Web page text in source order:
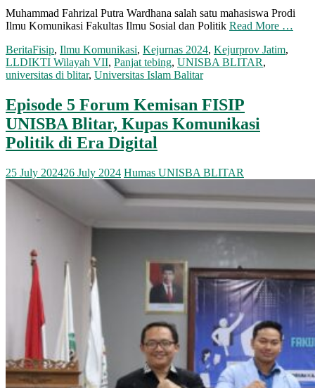
Muhammad Fahrizal Putra Wardhana salah satu mahasiswa Prodi
Ilmu Komunikasi Fakultas Ilmu Sosial dan Politik Read More …
BeritaFisip, Ilmu Komunikasi, Kejurnas 2024, Kejurprov Jatim,
LLDIKTI Wilayah VII, Panjat tebing, UNISBA BLITAR,
universitas di blitar, Universitas Islam Balitar
Episode 5 Forum Kemisan FISIP
UNISBA Blitar, Kupas Komunikasi
Politik di Era Digital
25 July 202426 July 2024 Humas UNISBA BLITAR